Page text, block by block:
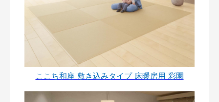
ここち和座 敷き込みタイプ 床暖房用 彩園